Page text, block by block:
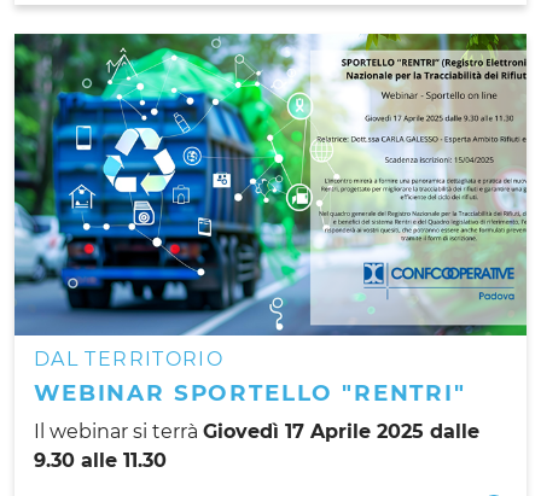
DAL TERRITORIO
WEBINAR SPORTELLO "RENTRI"
Il webinar si terrà Giovedì 17 Aprile 2025 dalle
9.30 alle 11.30